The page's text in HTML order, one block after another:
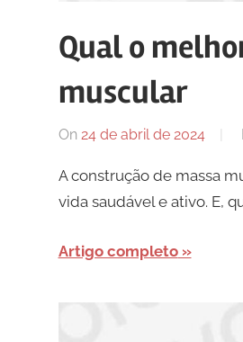
Qual o
muscular
On 24 de abril de 2024
A construção de massa
vida saudável e ativo. E,
Artigo completo